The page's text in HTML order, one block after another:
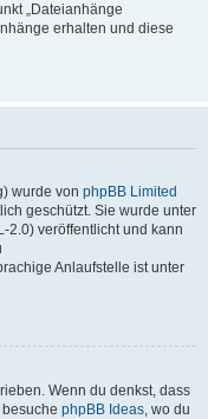
„Dateianhänge
erhalten und diese
wurde von phpBB Limited
geschützt. Sie wurde unter
2.0) veröffentlicht und kann
Anlaufstelle ist unter
Wenn du denkst, dass
phpBB Ideas, wo du